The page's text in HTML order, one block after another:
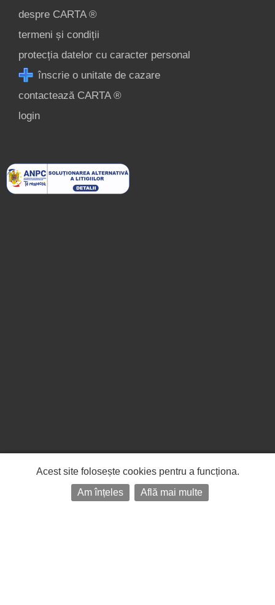
despre CARTA ®
termeni și condiții
protecția datelor cu caracter personal
înscrie o unitate de cazare
contactează CARTA ®
login
Acest site folosește cookies pentru a funcționa.
Am înțeles
Află mai multe